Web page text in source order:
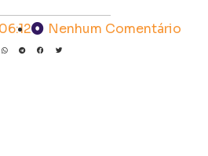
06:12 Nenhum Comentário